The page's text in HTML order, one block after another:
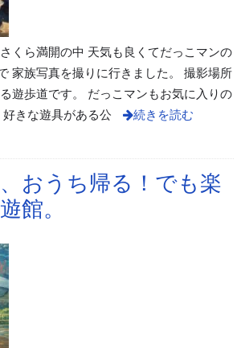
くら満開の中 天気も良くてだっこマンの
家族写真を撮りに行きました。 撮影場所
遊歩道です。 だっこマンもお気に入りの
きな遊具がある公
続きを読む
おうち帰る！でも楽
館。